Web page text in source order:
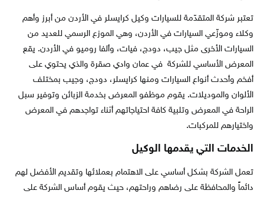
تعتبر شركة المتقدّمة للسيارات وكيل كرايسلر في الأردن من أبرز وأهم
وكلاء وموزّعي السيارات في الأردن، وهي الموزع الرسمي للعديد من
السيارات الأخرى مثل جيب، دودج، فيات، وألفا روميو في الأردن. يقع
المعرض الأساسي للشركة في عمان وادي صقرة والذي يحتوي على
أفخم وأحدث أنواع السيارات ومنها كرايسلر، دودج، وجيب بمختلف
الألوان والموديلات. يقوم موظفو المعرض بخدمة الزبائن وتوفير سبل
الراحة في المعرض وتلبية كافة احتياجاتهم أثناء تواجدهم في المعرض
واختيارهم للمركبات.
الخدمات التي يقدمها الوكيل
تعمل الشركة بشكل أساسي على الاهتمام بعملائها وتقديم الأفضل لهم
دائماً والمحافظة على رضاهم وراحتهم، حيث يقوم أساس الشركة على